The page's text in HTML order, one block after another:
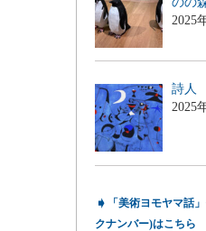
2025
詩人
2025
➧
「美術ヨモヤマ話
クナンバー)はこちら